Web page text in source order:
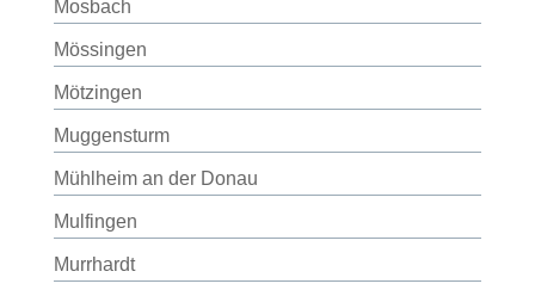
Mosbach
Mössingen
Mötzingen
Muggensturm
Mühlheim an der Donau
Mulfingen
Murrhardt